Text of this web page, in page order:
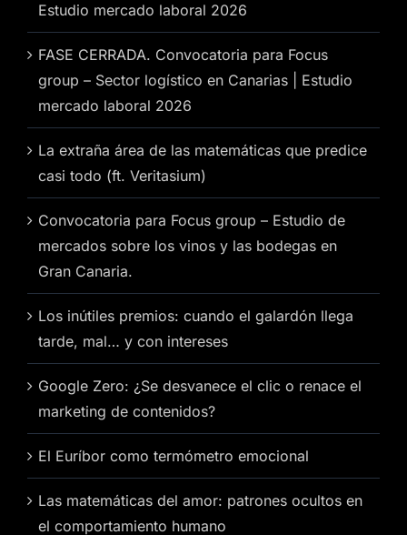
Estudio mercado laboral 2026
FASE CERRADA. Convocatoria para Focus
group – Sector logístico en Canarias | Estudio
mercado laboral 2026
La extraña área de las matemáticas que predice
casi todo (ft. Veritasium)
Convocatoria para Focus group – Estudio de
mercados sobre los vinos y las bodegas en
Gran Canaria.
Los inútiles premios: cuando el galardón llega
tarde, mal… y con intereses
Google Zero: ¿Se desvanece el clic o renace el
marketing de contenidos?
El Euríbor como termómetro emocional
Las matemáticas del amor: patrones ocultos en
el comportamiento humano